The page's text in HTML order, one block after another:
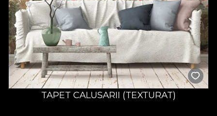
TAPET CALUSARII (TEXTURAT)